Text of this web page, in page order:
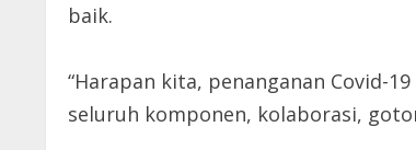
baik.
“Harapan kita, penanganan Covid-
seluruh komponen, kolaborasi,